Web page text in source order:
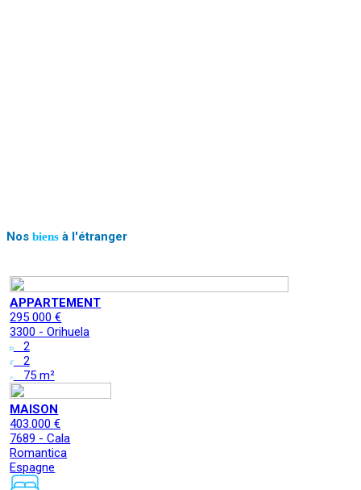
Nos biens à l'étranger
APPARTEMENT
295 000 €
3300 - Orihuela
2
2
75 m²
MAISON
403.000 €
7689 - Cala
Romantica
Espagne